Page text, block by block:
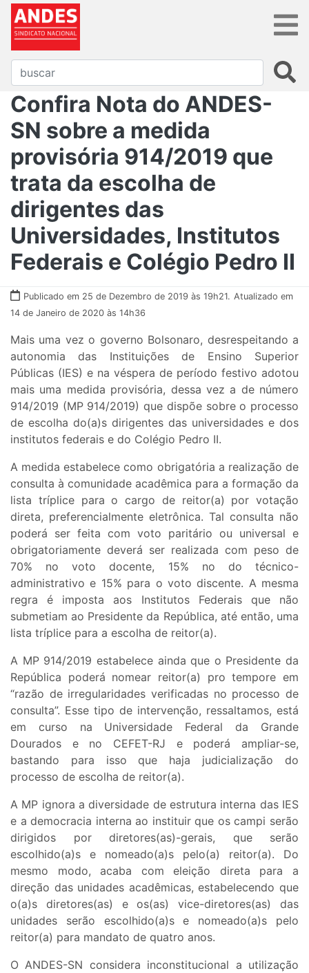
Confira Nota do ANDES-
SN sobre a medida
provisória 914/2019 que
trata da escolha de
dirigentes das
Universidades, Institutos
Federais e Colégio Pedro II
Publicado em 25 de Dezembro de 2019 às 19h21. Atualizado em
14 de Janeiro de 2020 às 14h36
Mais uma vez o governo Bolsonaro, desrespeitando a
autonomia das Instituições de Ensino Superior
Públicas (IES) e na véspera de período festivo adotou
mais uma medida provisória, dessa vez a de número
914/2019 (MP 914/2019) que dispõe sobre o processo
de escolha do(a)s dirigentes das universidades e dos
institutos federais e do Colégio Pedro II.
A medida estabelece como obrigatória a realização de
consulta à comunidade acadêmica para a formação da
lista tríplice para o cargo de reitor(a) por votação
direta, preferencialmente eletrônica. Tal consulta não
poderá ser feita com voto paritário ou universal e
obrigatoriamente deverá ser realizada com peso de
70% no voto docente, 15% no do técnico-
administrativo e 15% para o voto discente. A mesma
regra é imposta aos Institutos Federais que não
submetiam ao Presidente da República, até então, uma
lista tríplice para a escolha de reitor(a).
A MP 914/2019 estabelece ainda que o Presidente da
República poderá nomear reitor(a) pro tempore em
“razão de irregularidades verificadas no processo de
consulta”. Esse tipo de intervenção, ressaltamos, está
em curso na Universidade Federal da Grande
Dourados e no CEFET-RJ e poderá ampliar-se,
bastando para isso que haja judicialização do
processo de escolha de reitor(a).
A MP ignora a diversidade de estrutura interna das IES
e a democracia interna ao instituir que os campi serão
dirigidos por diretores(as)-gerais, que serão
escolhido(a)s e nomeado(a)s pelo(a) reitor(a). Do
mesmo modo, acaba com eleição direta para a
direção das unidades acadêmicas, estabelecendo que
o(a)s diretores(as) e os(as) vice-diretores(as) das
unidades serão escolhido(a)s e nomeado(a)s pelo
reitor(a) para mandato de quatro anos.
O ANDES-SN considera inconstitucional a utilização